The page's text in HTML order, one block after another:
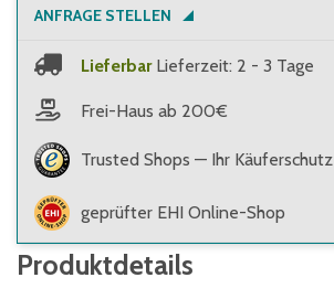
ANFRAGE STELLEN
Lieferbar Lieferzeit: 2 - 3 Tage
Frei-Haus ab 200€
Trusted Shops — Ihr Käuferschutz
geprüfter EHI Online-Shop
Produktdetails